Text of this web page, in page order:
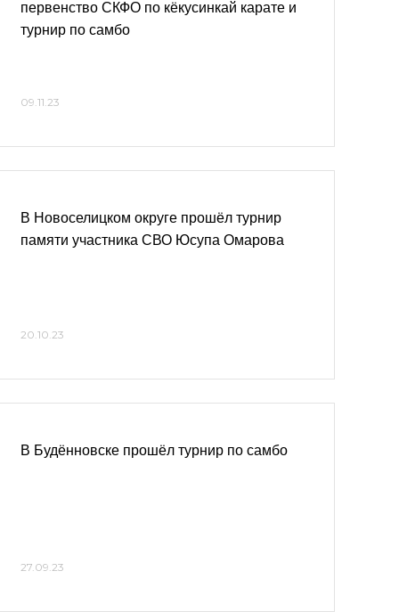
первенство СКФО по кёкусинкай карате и
турнир по самбо
09.11.23
В Новоселицком округе прошёл турнир
памяти участника СВО Юсупа Омарова
20.10.23
В Будённовске прошёл турнир по самбо
27.09.23